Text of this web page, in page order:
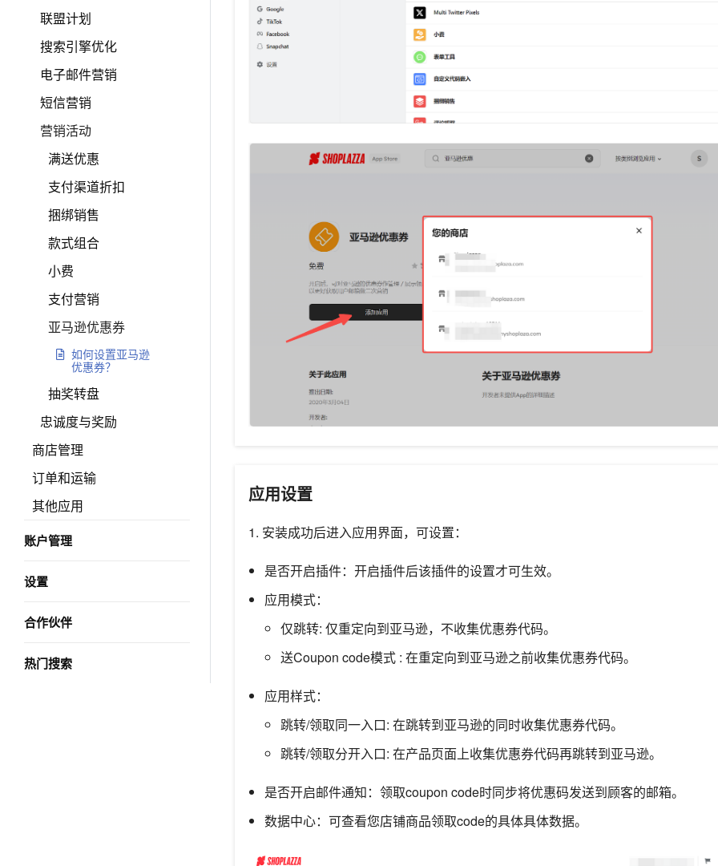
联盟计划
搜索引擎优化
电子邮件营销
短信营销
营销活动
满送优惠
支付渠道折扣
捆绑销售
款式组合
小费
支付营销
亚马逊优惠券
如何设置亚马逊
优惠券？
抽奖转盘
忠诚度与奖励
商店管理
订单和运输
其他应用
账户管理
设置
合作伙伴
热门搜索
应用设置
1. 安装成功后进入应用界面，可设置：
是否开启插件：开启插件后该插件的设置才可生效。
应用模式：
仅跳转: 仅重定向到亚马逊，不收集优惠券代码。
送Coupon code模式 : 在重定向到亚马逊之前收集优惠券代码。
应用样式：
跳转/领取同一入口: 在跳转到亚马逊的同时收集优惠券代码。
跳转/领取分开入口: 在产品页面上收集优惠券代码再跳转到亚马逊。
是否开启邮件通知：领取coupon code时同步将优惠码发送到顾客的邮箱。
数据中心：可查看您店铺商品领取code的具体具体数据。